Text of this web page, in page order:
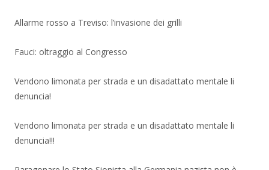
Allarme rosso a Treviso: l’invasione dei grilli
Fauci: oltraggio al Congresso
Vendono limonata per strada e un disadattato mentale li
denuncia!
Vendono limonata per strada e un disadattato mentale li
denuncia!!!